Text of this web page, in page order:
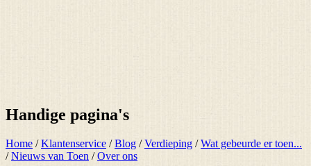
Handige pagina's
Home /Klantenservice /Blog /Verdieping /Wat gebeurde er toen...
/Nieuws van Toen /Over ons